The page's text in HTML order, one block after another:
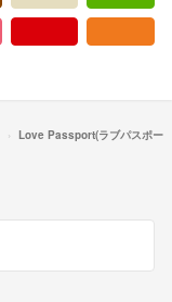
Love Passport(ラブパスポー